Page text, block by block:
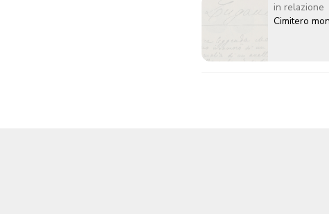
in relazione
Cimitero